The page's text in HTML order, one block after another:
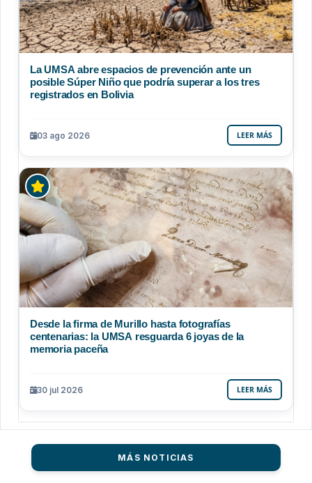
La UMSA abre espacios de prevención ante un
posible Súper Niño que podría superar a los tres
registrados en Bolivia
03 ago 2026 LEER MÁS
Desde la firma de Murillo hasta fotografías
centenarias: la UMSA resguarda 6 joyas de la
memoria paceña
30 jul 2026 LEER MÁS
MÁS NOTICIAS